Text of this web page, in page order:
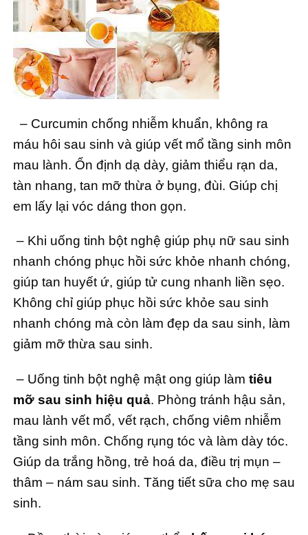
– Curcumin chống nhiễm khuẩn, không ra
máu hôi sau sinh và giúp vết mổ tầng sinh môn
mau lành. Ổn định dạ dày, giảm thiểu rạn da,
tàn nhang, tan mỡ thừa ở bụng, đùi. Giúp chị
em lấy lại vóc dáng thon gọn.
– Khi uống tinh bột nghệ giúp phụ nữ sau sinh
nhanh chóng phục hồi sức khỏe nhanh chóng,
giúp tan huyết ứ, giúp tử cung nhanh liền sẹo.
Không chỉ giúp phục hồi sức khỏe sau sinh
nhanh chóng mà còn làm đẹp da sau sinh, làm
giảm mỡ thừa sau sinh.
– Uống tinh bột nghệ mật ong giúp làm tiêu
mỡ sau sinh hiệu quả. Phòng tránh hậu sản,
mau lành vết mổ, vết rạch, chống viêm nhiễm
tầng sinh môn. Chống rụng tóc và làm dày tóc.
Giúp da trắng hồng, trẻ hoá da, điều trị mụn –
thâm – nám sau sinh. Tăng tiết sữa cho mẹ sau
sinh.